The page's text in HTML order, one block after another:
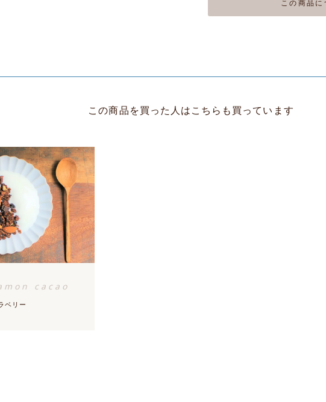
この商品に
この商品を買った人はこちらも買っています
cacao
ベリー